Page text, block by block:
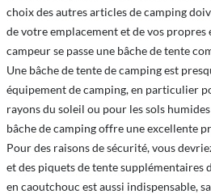
choix des autres articles de camping
de votre emplacement et de vos propres
campeur se passe une bâche de tente
Une bâche de tente de camping est
équipement de camping, en particulier
rayons du soleil ou pour les sols
bâche de camping offre une excellente
Pour des raisons de sécurité, vous
et des piquets de tente supplémentaires
en caoutchouc est aussi indispensable,